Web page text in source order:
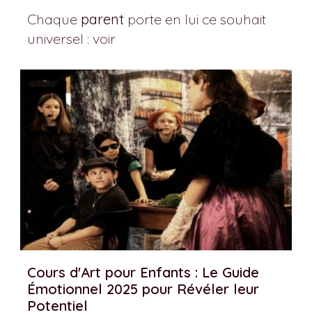
Chaque parent porte en lui ce souhait
universel : voir
Cours d'Art pour Enfants : Le Guide
Émotionnel 2025 pour Révéler leur
Potentiel